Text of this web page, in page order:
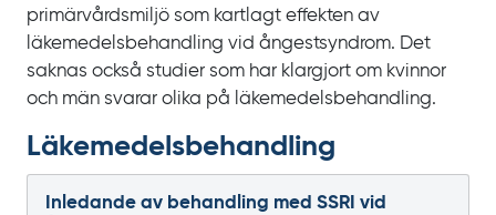
primärvårdsmiljö som kartlagt effekten av
läkemedelsbehandling vid ångestsyndrom. Det
saknas också studier som har klargjort om kvinnor
och män svarar olika på läkemedelsbehandling.
Läkemedels­behandling
Inledande av behandling med SSRI vid